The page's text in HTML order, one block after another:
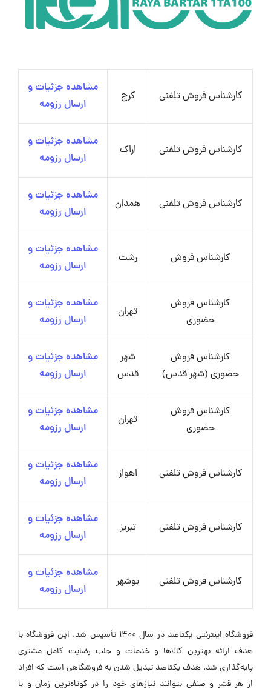
کارشناس فروش تلفنی کرج
مشاهده جزئیات و
ارسال رزومه
کارشناس فروش تلفنی اراک
مشاهده جزئیات و
ارسال رزومه
کارشناس فروش تلفنی همدان
مشاهده جزئیات و
ارسال رزومه
کارشناس فروش رشت
مشاهده جزئیات و
ارسال رزومه
کارشناس فروش
حضوری
تهران
مشاهده جزئیات و
ارسال رزومه
کارشناس فروش
حضوری (شهر قدس)
شهر
قدس
مشاهده جزئیات و
ارسال رزومه
کارشناس فروش
حضوری
تهران
مشاهده جزئیات و
ارسال رزومه
کارشناس فروش تلفنی اهواز
مشاهده جزئیات و
ارسال رزومه
کارشناس فروش تلفنی تبریز
مشاهده جزئیات و
ارسال رزومه
کارشناس فروش تلفنی بوشهر
مشاهده جزئیات و
ارسال رزومه
فروشگاه اینترنتی یکتاصد در سال 1400 تأسیس شد. این فروشگاه با
هدف ارائه بهترین کالاها و خدمات و جلب رضایت کامل مشتری
پایه‌گذاری شد. هدف یکتاصد تبدیل شدن به فروشگاهی است که افراد
از هر قشر و صنفی بتوانند نیازهای خود را در کوتاه‌ترین زمان و با